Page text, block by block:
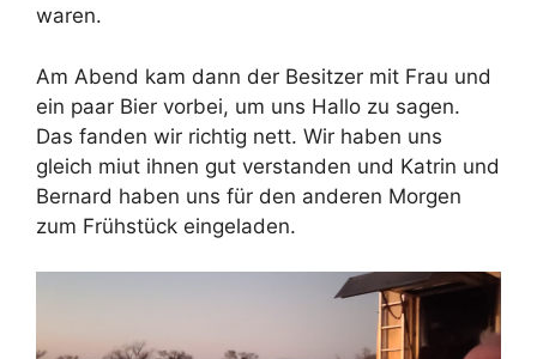
waren.
Am Abend kam dann der Besitzer mit Frau und
ein paar Bier vorbei, um uns Hallo zu sagen.
Das fanden wir richtig nett. Wir haben uns
gleich miut ihnen gut verstanden und Katrin und
Bernard haben uns für den anderen Morgen
zum Frühstück eingeladen.